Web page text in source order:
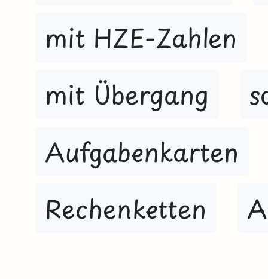
mit HZE-Zahlen
mit Übergang
Aufgabenkarten
Rechenketten